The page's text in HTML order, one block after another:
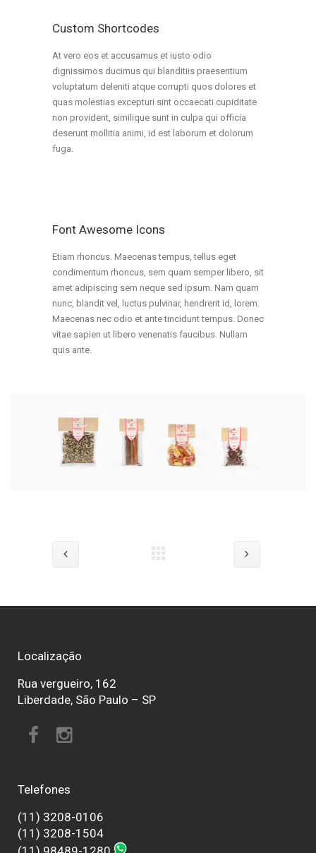
Custom Shortcodes
At vero eos et accusamus et iusto odio
dignissimos ducimus qui blanditiis praesentium
voluptatum deleniti atque corrupti quos dolores et
quas molestias excepturi sint occaecati cupiditate
non provident, similique sunt in culpa qui officia
deserunt mollitia animi, id est laborum et dolorum
fuga.
Font Awesome Icons
Etiam rhoncus. Maecenas tempus, tellus eget
condimentum rhoncus, sem quam semper libero, sit
amet adipiscing sem neque sed ipsum. Nam quam
nunc, blandit vel, luctus pulvinar, hendrerit id, lorem.
Maecenas nec odio et ante tincidunt tempus. Donec
vitae sapien ut libero venenatis faucibus. Nullam
quis ante.
Localização
Rua vergueiro, 162
Liberdade, São Paulo – SP
Telefones
(11) 3208-0106
(11) 3208-1504